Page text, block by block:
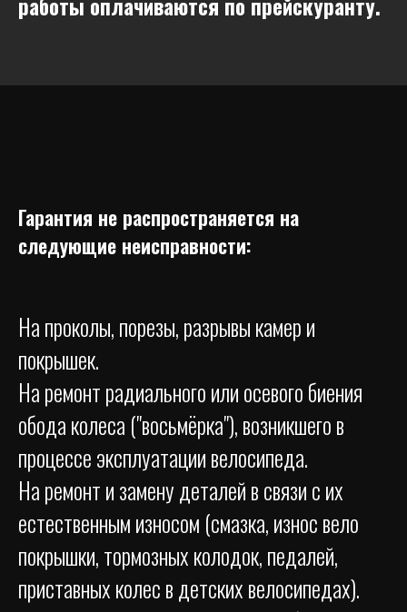
работы оплачиваются по прейскуранту.
Гарантия не распространяется на
следующие неисправности:
На проколы, порезы, разрывы камер и
покрышек.
На ремонт радиального или осевого биения
обода колеса ("восьмёрка"), возникшего в
процессе эксплуатации велосипеда.
На ремонт и замену деталей в связи с их
естественным износом (смазка, износ вело
покрышки, тормозных колодок, педалей,
приставных колес в детских велосипедах).